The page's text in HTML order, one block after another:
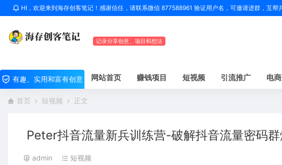
HI，欢迎来到海存创客笔记！感谢信任，请联系微信 877588961 验证用户名，可邀请进群，互帮
记录分享创意、项目和想法
有趣、实用和富有创意 网站首页 赚钱项目 短视频 引流推广 电
首页 短视频 正文
Peter抖音流量新兵训练营-破解抖音流量密码群
admin 短视频